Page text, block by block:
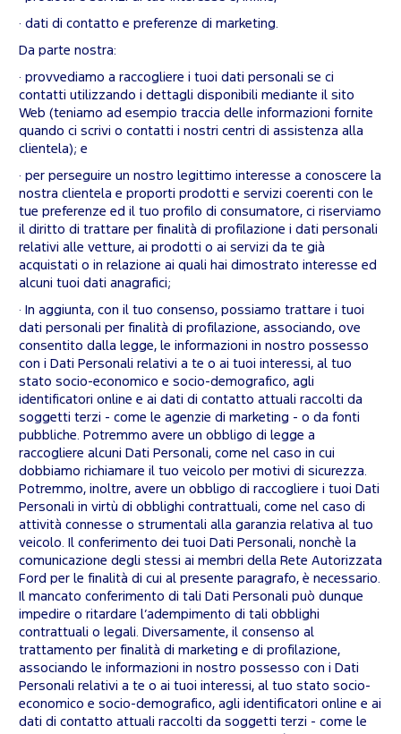
· dati di contatto e preferenze di marketing.
Da parte nostra:
· provvediamo a raccogliere i tuoi dati personali se ci
contatti utilizzando i dettagli disponibili mediante il sito
Web (teniamo ad esempio traccia delle informazioni fornite
quando ci scrivi o contatti i nostri centri di assistenza alla
clientela); e
· per perseguire un nostro legittimo interesse a conoscere la
nostra clientela e proporti prodotti e servizi coerenti con le
tue preferenze ed il tuo profilo di consumatore, ci riserviamo
il diritto di trattare per finalità di profilazione i dati personali
relativi alle vetture, ai prodotti o ai servizi da te già
acquistati o in relazione ai quali hai dimostrato interesse ed
alcuni tuoi dati anagrafici;
· In aggiunta, con il tuo consenso, possiamo trattare i tuoi
dati personali per finalità di profilazione, associando, ove
consentito dalla legge, le informazioni in nostro possesso
con i Dati Personali relativi a te o ai tuoi interessi, al tuo
stato socio-economico e socio-demografico, agli
identificatori online e ai dati di contatto attuali raccolti da
soggetti terzi - come le agenzie di marketing - o da fonti
pubbliche. Potremmo avere un obbligo di legge a
raccogliere alcuni Dati Personali, come nel caso in cui
dobbiamo richiamare il tuo veicolo per motivi di sicurezza.
Potremmo, inoltre, avere un obbligo di raccogliere i tuoi Dati
Personali in virtù di obblighi contrattuali, come nel caso di
attività connesse o strumentali alla garanzia relativa al tuo
veicolo. Il conferimento dei tuoi Dati Personali, nonchè la
comunicazione degli stessi ai membri della Rete Autorizzata
Ford per le finalità di cui al presente paragrafo, è necessario.
Il mancato conferimento di tali Dati Personali può dunque
impedire o ritardare l’adempimento di tali obblighi
contrattuali o legali. Diversamente, il consenso al
trattamento per finalità di marketing e di profilazione,
associando le informazioni in nostro possesso con i Dati
Personali relativi a te o ai tuoi interessi, al tuo stato socio-
economico e socio-demografico, agli identificatori online e ai
dati di contatto attuali raccolti da soggetti terzi - come le